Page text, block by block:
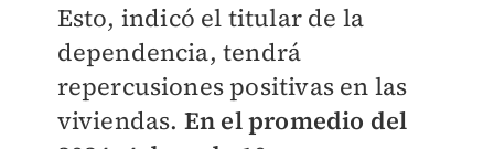
Esto, indicó el titular de la
dependencia, tendrá
repercusiones positivas en las
viviendas. En el promedio del